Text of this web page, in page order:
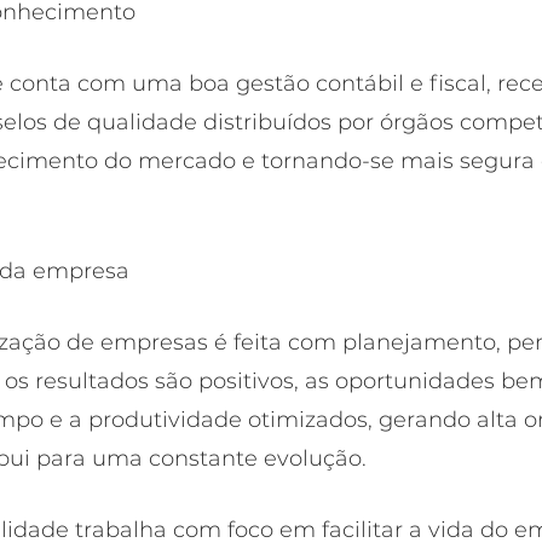
conta com uma boa gestão contábil e fiscal,
de qualidade distribuídos por órgãos
do mercado e tornando-se mais
empresa
de empresas é feita com planejamento,
resultados são positivos, as oportunidades
e a produtividade otimizados, gerando alta
para uma constante evolução.
trabalha com foco em facilitar a vida do